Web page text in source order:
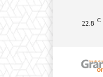
22.8 C